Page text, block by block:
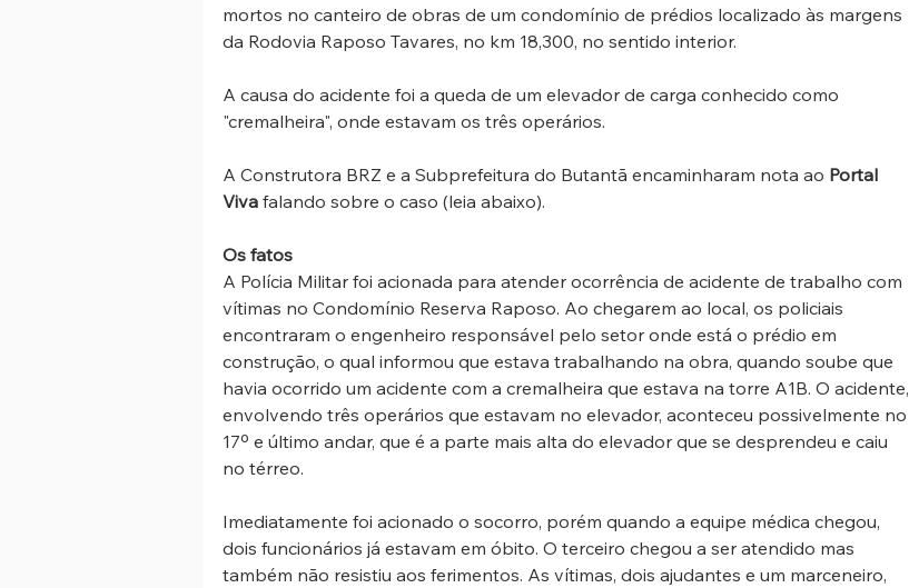
mortos no canteiro de obras de um condomínio de prédios localizado às margens
da Rodovia Raposo Tavares, no km 18,300, no sentido interior.
A causa do acidente foi a queda de um elevador de carga conhecido como
"cremalheira", onde estavam os três operários.
A Construtora BRZ e a Subprefeitura do Butantã encaminharam nota ao Portal
Viva falando sobre o caso (leia abaixo).
Os fatos
A Polícia Militar foi acionada para atender ocorrência de acidente de trabalho com
vítimas no Condomínio Reserva Raposo. Ao chegarem ao local, os policiais
encontraram o engenheiro responsável pelo setor onde está o prédio em
construção, o qual informou que estava trabalhando na obra, quando soube que
havia ocorrido um acidente com a cremalheira que estava na torre A1B. O acidente,
envolvendo três operários que estavam no elevador, aconteceu possivelmente no
17º e último andar, que é a parte mais alta do elevador que se desprendeu e caiu
no térreo.
Imediatamente foi acionado o socorro, porém quando a equipe médica chegou,
dois funcionários já estavam em óbito. O terceiro chegou a ser atendido mas
também não resistiu aos ferimentos. As vítimas, dois ajudantes e um marceneiro,